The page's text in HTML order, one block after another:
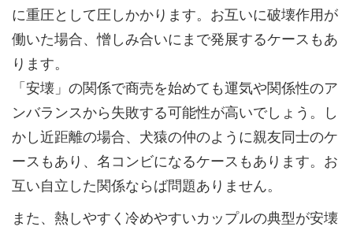
に重圧として圧しかかります。お互いに破壊作用が
働いた場合、憎しみ合いにまで発展するケースもあ
ります。
「安壊」の関係で商売を始めても運気や関係性のア
ンバランスから失敗する可能性が高いでしょう。し
かし近距離の場合、犬猿の仲のように親友同士のケ
ースもあり、名コンビになるケースもあります。お
互い自立した関係ならば問題ありません。
また、熱しやすく冷めやすいカップルの典型が安壊